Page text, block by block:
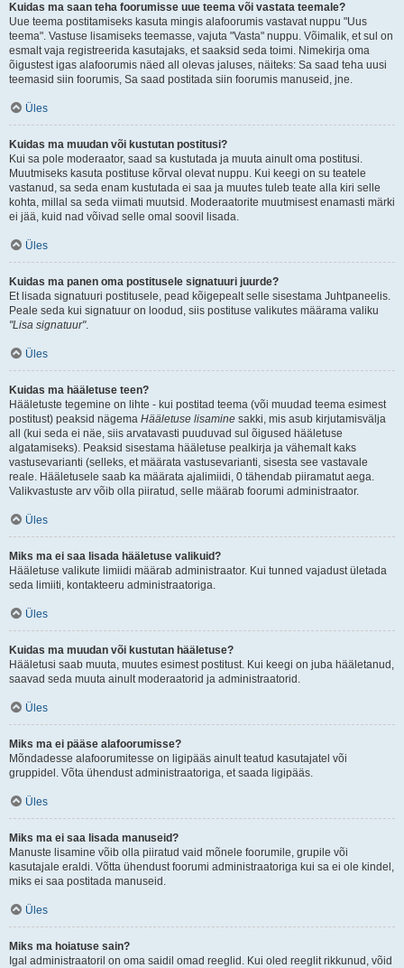
Kuidas ma saan teha foorumisse uue teema või vastata teemale?
Uue teema postitamiseks kasuta mingis alafoorumis vastavat nuppu "Uus
teema". Vastuse lisamiseks teemasse, vajuta "Vasta" nuppu. Võimalik, et sul on
esmalt vaja registreerida kasutajaks, et saaksid seda toimi. Nimekirja oma
õigustest igas alafoorumis näed all olevas jaluses, näiteks: Sa saad teha uusi
teemasid siin foorumis, Sa saad postitada siin foorumis manuseid, jne.
Üles
Kuidas ma muudan või kustutan postitusi?
Kui sa pole moderaator, saad sa kustutada ja muuta ainult oma postitusi.
Muutmiseks kasuta postituse kõrval olevat nuppu. Kui keegi on su teatele
vastanud, sa seda enam kustutada ei saa ja muutes tuleb teate alla kiri selle
kohta, millal sa seda viimati muutsid. Moderaatorite muutmisest enamasti märki
ei jää, kuid nad võivad selle omal soovil lisada.
Üles
Kuidas ma panen oma postitusele signatuuri juurde?
Et lisada signatuuri postitusele, pead kõigepealt selle sisestama Juhtpaneelis.
Peale seda kui signatuur on loodud, siis postituse valikutes määrama valiku
"Lisa signatuur".
Üles
Kuidas ma hääletuse teen?
Hääletuste tegemine on lihte - kui postitad teema (või muudad teema esimest
postitust) peaksid nägema Hääletuse lisamine sakki, mis asub kirjutamisvälja
all (kui seda ei näe, siis arvatavasti puuduvad sul õigused hääletuse
algatamiseks). Peaksid sisestama hääletuse pealkirja ja vähemalt kaks
vastusevarianti (selleks, et määrata vastusevarianti, sisesta see vastavale
reale. Hääletusele saab ka määrata ajalimiidi, 0 tähendab piiramatut aega.
Valikvastuste arv võib olla piiratud, selle määrab foorumi administraator.
Üles
Miks ma ei saa lisada hääletuse valikuid?
Hääletuse valikute limiidi määrab administraator. Kui tunned vajadust ületada
seda limiiti, kontakteeru administraatoriga.
Üles
Kuidas ma muudan või kustutan hääletuse?
Hääletusi saab muuta, muutes esimest postitust. Kui keegi on juba hääletanud,
saavad seda muuta ainult moderaatorid ja administraatorid.
Üles
Miks ma ei pääse alafoorumisse?
Mõndadesse alafoorumitesse on ligipääs ainult teatud kasutajatel või
gruppidel. Võta ühendust administraatoriga, et saada ligipääs.
Üles
Miks ma ei saa lisada manuseid?
Manuste lisamine võib olla piiratud vaid mõnele foorumile, grupile või
kasutajale eraldi. Võtta ühendust foorumi administraatoriga kui sa ei ole kindel,
miks ei saa postitada manuseid.
Üles
Miks ma hoiatuse sain?
Igal administraatoril on oma saidil omad reeglid. Kui oled reeglit rikkunud, võid